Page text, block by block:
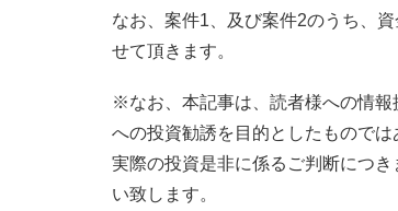
なお、案件1、及び案件2のうち、
せて頂きます。
※なお、本記事は、読者様への情報
への投資勧誘を目的としたものでは
実際の投資是非に係るご判断につ
い致します。